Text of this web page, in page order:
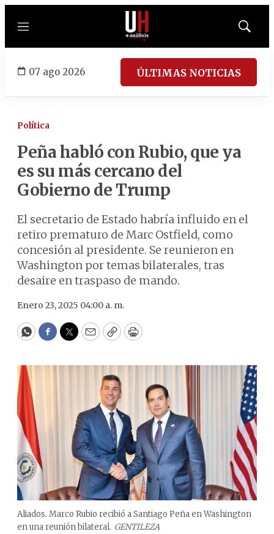
Menú
Mostrar
07 ago 2026 ÚLTIMAS NOTICIAS
Política
Peña habló con Rubio, que ya
es su más cercano del
Gobierno de Trump
El secretario de Estado habría influido en el
retiro prematuro de Marc Ostfield, como
concesión al presidente. Se reunieron en
Washington por temas bilaterales, tras
desaire en traspaso de mando.
Enero 23, 2025 04:00 a. m.
WhatsApp
Facebook
Twitter
EmailCopyPrint
Aliados. Marco Rubio recibió a Santiago Peña en Washington
en una reunión bilateral. GENTILEZA